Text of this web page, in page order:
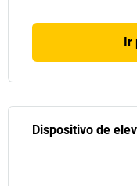
Ir
Dispositivo de